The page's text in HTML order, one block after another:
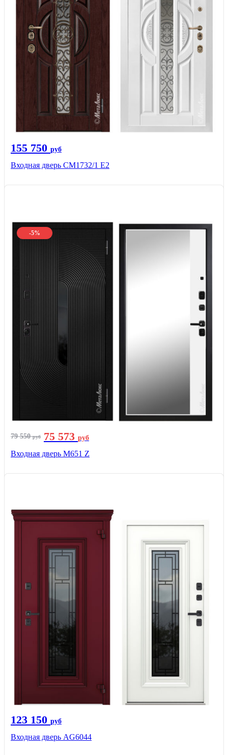
155 750 руб
Входная дверь СМ1732/1 Е2
-5%
79 550руб 75 573 руб
Входная дверь М651 Z
123 150 руб
Входная дверь AG6044